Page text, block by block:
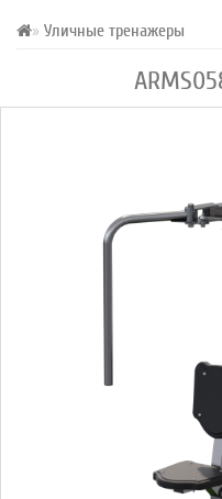
Уличные тренажеры